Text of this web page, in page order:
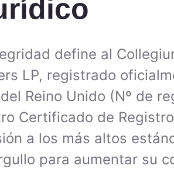
define al
LP, registrado
Reino Unido (Nº de
Certificado de
a los más altos
para aumentar su